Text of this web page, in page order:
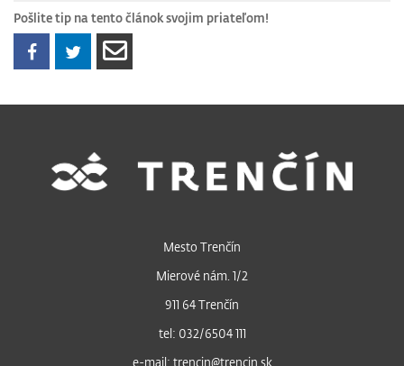
Pošlite tip na tento článok svojim priateľom!
Mesto Trenčín
Mierové nám. 1/2
911 64 Trenčín
tel: 032/6504 111
e-mail: trencin@trencin.sk